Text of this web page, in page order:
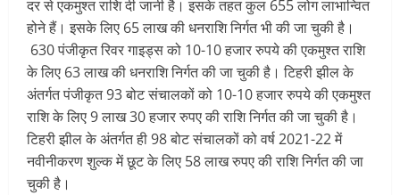
दर से एकमुश्त राशि दी जानी है। इसके तहत कुल 655 लोग लाभान्वित
होने हैं। इसके लिए 65 लाख की धनराशि निर्गत भी की जा चुकी है।
630 पंजीकृत रिवर गाइड्स को 10-10 हजार रुपये की एकमुश्त राशि
के लिए 63 लाख की धनराशि निर्गत की जा चुकी है। टिहरी झील के
अंतर्गत पंजीकृत 93 बोट संचालकों को 10-10 हजार रुपये की एकमुश्त
राशि के लिए 9 लाख 30 हजार रुपए की राशि निर्गत की जा चुकी है।
टिहरी झील के अंतर्गत ही 98 बोट संचालकों को वर्ष 2021-22 में
नवीनीकरण शुल्क में छूट के लिए 58 लाख रुपए की राशि निर्गत की जा
चुकी है।